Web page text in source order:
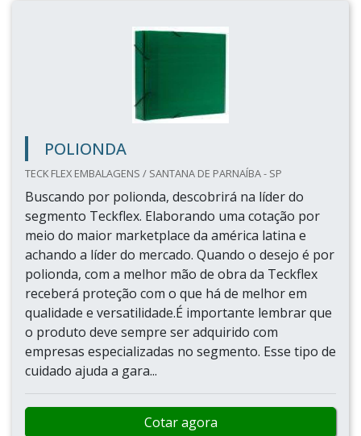
POLIONDA
TECK FLEX EMBALAGENS / SANTANA DE PARNAÍBA - SP
Buscando por polionda, descobrirá na líder do
segmento Teckflex. Elaborando uma cotação por
meio do maior marketplace da américa latina e
achando a líder do mercado. Quando o desejo é por
polionda, com a melhor mão de obra da Teckflex
receberá proteção com o que há de melhor em
qualidade e versatilidade.É importante lembrar que
o produto deve sempre ser adquirido com
empresas especializadas no segmento. Esse tipo de
cuidado ajuda a gara...
Cotar agora